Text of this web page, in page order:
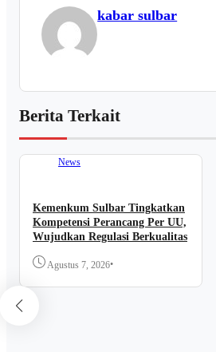
kabar sulbar
Berita Terkait
News
Kemenkum Sulbar Tingkatkan
Kompetensi Perancang Per UU,
Wujudkan Regulasi Berkualitas
Agustus 7, 2026•